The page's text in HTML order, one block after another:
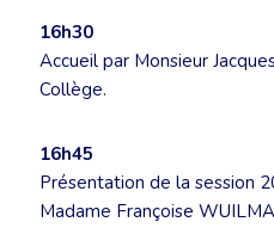
16h30
Accueil par Monsieur
Collège.
16h45
Présentation de la session
Madame Françoise